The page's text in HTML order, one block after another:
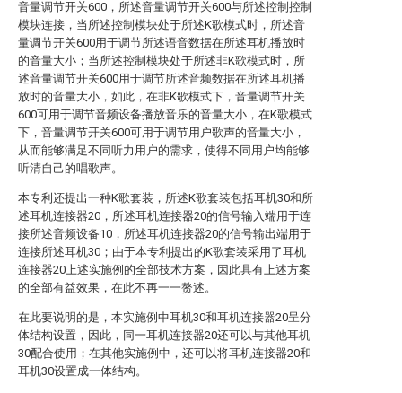
音量调节开关600，所述音量调节开关600与所述控制控制
模块连接，当所述控制模块处于所述K歌模式时，所述音
量调节开关600用于调节所述语音数据在所述耳机播放时
的音量大小；当所述控制模块处于所述非K歌模式时，所
述音量调节开关600用于调节所述音频数据在所述耳机播
放时的音量大小，如此，在非K歌模式下，音量调节开关
600可用于调节音频设备播放音乐的音量大小，在K歌模式
下，音量调节开关600可用于调节用户歌声的音量大小，
从而能够满足不同听力用户的需求，使得不同用户均能够
听清自己的唱歌声。
本专利还提出一种K歌套装，所述K歌套装包括耳机30和所
述耳机连接器20，所述耳机连接器20的信号输入端用于连
接所述音频设备10，所述耳机连接器20的信号输出端用于
连接所述耳机30；由于本专利提出的K歌套装采用了耳机
连接器20上述实施例的全部技术方案，因此具有上述方案
的全部有益效果，在此不再一一赘述。
在此要说明的是，本实施例中耳机30和耳机连接器20呈分
体结构设置，因此，同一耳机连接器20还可以与其他耳机
30配合使用；在其他实施例中，还可以将耳机连接器20和
耳机30设置成一体结构。